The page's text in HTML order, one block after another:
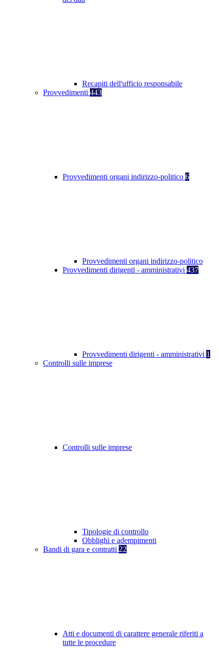
Recapiti dell'ufficio responsabile
Provvedimenti 443
Provvedimenti organi indirizzo-politico 6
Provvedimenti organi indirizzo-politico
Provvedimenti dirigenti - amministrativi 437
Provvedimenti dirigenti - amministrativi 1
Controlli sulle imprese
Controlli sulle imprese
Tipologie di controllo
Obblighi e adempimenti
Bandi di gara e contratti 22
Atti e documenti di carattere generale riferiti a
tutte le procedure